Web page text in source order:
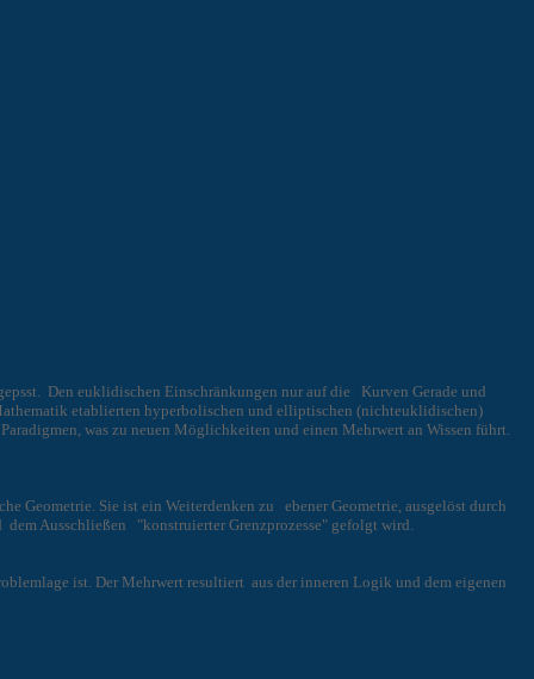
Den euklidischen Einschränkungen nur auf die Kurven Gerade und
etablierten hyperbolischen und elliptischen (nichteuklidischen)
was zu neuen Möglichkeiten und einen Mehrwert an Wissen führt.
Geometrie. Sie ist ein Weiterdenken zu ebener Geometrie, ausgelöst durch
Ausschließen "konstruierter Grenzprozesse" gefolgt wird.
ist. Der Mehrwert resultiert aus der inneren Logik und dem eigenen